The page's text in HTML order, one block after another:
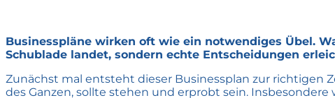
Businesspläne wirken oft wie ein notwendiges Übel.
Schublade landet, sondern echte Entscheidungen
Zunächst mal entsteht dieser Businessplan zur richtigen
des Ganzen, sollte stehen und erprobt sein.